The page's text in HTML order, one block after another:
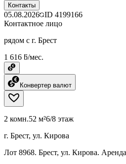
Контакты
05.08.2026 ID 4199166
Контактное лицо
рядом с г. Брест
1 616 ƃ/мес.
Конвертер валют
2 комн.52 м²6/8 этаж
г. Брест, ул. Кирова
Лот 8968. Брест, ул. Кирова.